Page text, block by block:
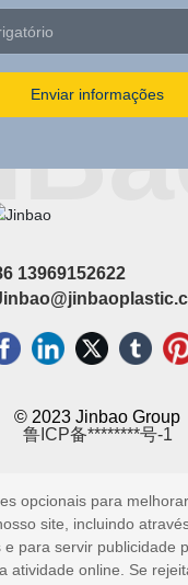
Enviar informações
13969152622
© 2023 Jinbao Group
鲁ICP备********号-1
Comercial
opcionais para
site, incluindo
e para servir publicidade
atividade online. Se